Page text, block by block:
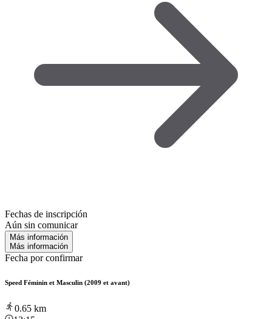
Fechas de inscripción
Aún sin comunicar
Más información
Más información
Fecha por confirmar
Speed Féminin et Masculin (2009 et avant)
0.65 km